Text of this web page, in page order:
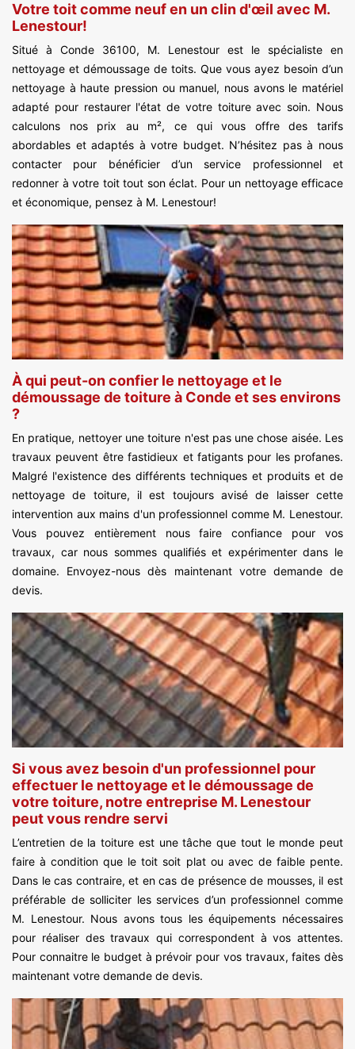
Votre toit comme neuf en un clin d'œil avec M.
Lenestour!
Situé à Conde 36100, M. Lenestour est le spécialiste en
nettoyage et démoussage de toits. Que vous ayez besoin d’un
nettoyage à haute pression ou manuel, nous avons le matériel
adapté pour restaurer l'état de votre toiture avec soin. Nous
calculons nos prix au m², ce qui vous offre des tarifs
abordables et adaptés à votre budget. N’hésitez pas à nous
contacter pour bénéficier d’un service professionnel et
redonner à votre toit tout son éclat. Pour un nettoyage efficace
et économique, pensez à M. Lenestour!
À qui peut-on confier le nettoyage et le
démoussage de toiture à Conde et ses environs
?
En pratique, nettoyer une toiture n'est pas une chose aisée. Les
travaux peuvent être fastidieux et fatigants pour les profanes.
Malgré l'existence des différents techniques et produits et de
nettoyage de toiture, il est toujours avisé de laisser cette
intervention aux mains d'un professionnel comme M. Lenestour.
Vous pouvez entièrement nous faire confiance pour vos
travaux, car nous sommes qualifiés et expérimenter dans le
domaine. Envoyez-nous dès maintenant votre demande de
devis.
Si vous avez besoin d'un professionnel pour
effectuer le nettoyage et le démoussage de
votre toiture, notre entreprise M. Lenestour
peut vous rendre servi
L’entretien de la toiture est une tâche que tout le monde peut
faire à condition que le toit soit plat ou avec de faible pente.
Dans le cas contraire, et en cas de présence de mousses, il est
préférable de solliciter les services d’un professionnel comme
M. Lenestour. Nous avons tous les équipements nécessaires
pour réaliser des travaux qui correspondent à vos attentes.
Pour connaitre le budget à prévoir pour vos travaux, faites dès
maintenant votre demande de devis.